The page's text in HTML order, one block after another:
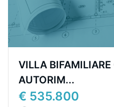
VILLA
AUTORIM...
€ 535.800